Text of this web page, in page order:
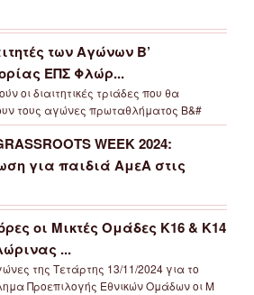
των Αγώνων Β’
ΕΠΣ Φλώρ...
οι διαιτητικές τριάδες που θα
τους αγώνες πρωταθλήματος Β&#
WEEK 2024:
για παιδιά ΑμεΑ στις
οι Μικτές Ομάδες Κ16 & Κ14
...
της Τετάρτης 13/11/2024 για το
Προεπιλογής Εθνικών Ομάδων οι Μ